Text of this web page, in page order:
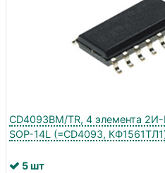
CD4093BM/TR, 4 элемента
SOP-14L (=CD4093,
5 шт